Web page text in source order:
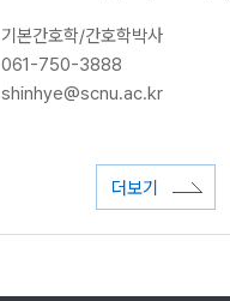
기본간호학/간호학박사
061-750-3888
shinhye@scnu.ac.kr
더보기